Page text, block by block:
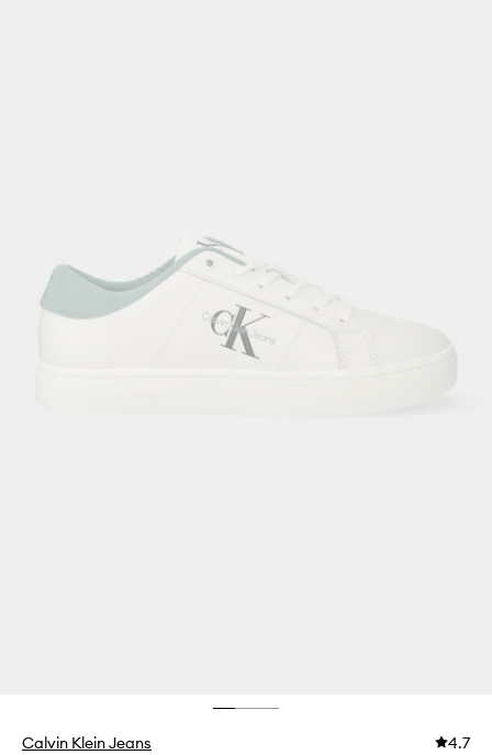
Calvin Klein Jeans 4.7